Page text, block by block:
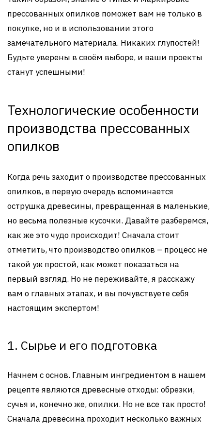
прессованных опилков поможет вам не только в
покупке, но и в использовании этого
замечательного материала. Никаких глупостей!
Будьте уверены в своём выборе, и ваши проекты
станут успешными!
Технологические особенности
производства прессованных
опилков
Когда речь заходит о производстве прессованных
опилков, в первую очередь вспоминается
острушка древесины, превращенная в маленькие,
но весьма полезные кусочки. Давайте разберемся,
как же это чудо происходит! Сначала стоит
отметить, что производство опилков – процесс не
такой уж простой, как может показаться на
первый взгляд. Но не переживайте, я расскажу
вам о главных этапах, и вы почувствуете себя
настоящим экспертом!
1. Сырье и его подготовка
Начнем с основ. Главным ингредиентом в нашем
рецепте являются древесные отходы: обрезки,
сучья и, конечно же, опилки. Но не все так просто!
Сначала древесина проходит несколько важных